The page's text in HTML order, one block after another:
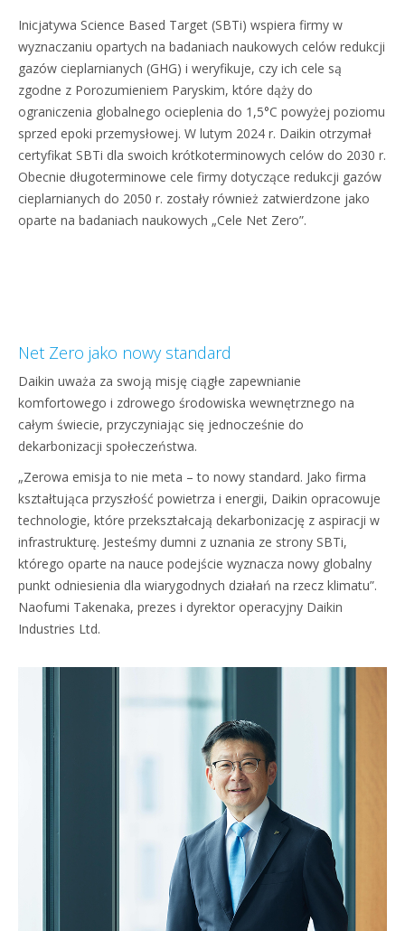
Inicjatywa Science Based Target (SBTi) wspiera firmy w
wyznaczaniu opartych na badaniach naukowych celów redukcji
gazów cieplarnianych (GHG) i weryfikuje, czy ich cele są
zgodne z Porozumieniem Paryskim, które dąży do
ograniczenia globalnego ocieplenia do 1,5°C powyżej poziomu
sprzed epoki przemysłowej. W lutym 2024 r. Daikin otrzymał
certyfikat SBTi dla swoich krótkoterminowych celów do 2030 r.
Obecnie długoterminowe cele firmy dotyczące redukcji gazów
cieplarnianych do 2050 r. zostały również zatwierdzone jako
oparte na badaniach naukowych „Cele Net Zero”.
Net Zero jako nowy standard
Daikin uważa za swoją misję ciągłe zapewnianie
komfortowego i zdrowego środowiska wewnętrznego na
całym świecie, przyczyniając się jednocześnie do
dekarbonizacji społeczeństwa.
„Zerowa emisja to nie meta – to nowy standard. Jako firma
kształtująca przyszłość powietrza i energii, Daikin opracowuje
technologie, które przekształcają dekarbonizację z aspiracji w
infrastrukturę. Jesteśmy dumni z uznania ze strony SBTi,
którego oparte na nauce podejście wyznacza nowy globalny
punkt odniesienia dla wiarygodnych działań na rzecz klimatu”.
Naofumi Takenaka, prezes i dyrektor operacyjny Daikin
Industries Ltd.